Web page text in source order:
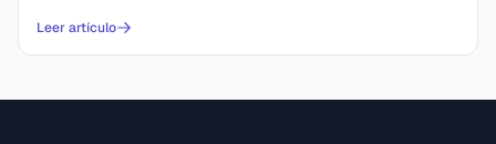
Leer artículo